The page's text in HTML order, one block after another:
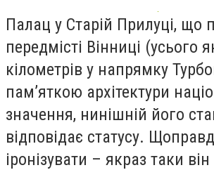
Палац у Старій Прилуці, що
передмісті Вінниці (усього
кілометрів у напрямку
пам’яткою архітектури
значення, нинішній його
відповідає статусу.
іронізувати – якраз таки він